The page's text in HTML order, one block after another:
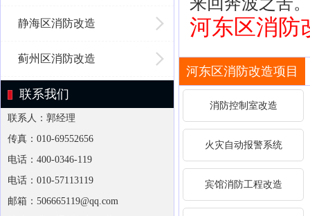
静海区消防改造
蓟州区消防改造
联系我们
联系人：郭经理
传真：010-69552656
电话：400-0346-119
电话：010-57113119
邮箱：506665119@qq.com
河东区消防
河东区消防改造项目
消防控制室改造
火灾自动报警系统
宾馆消防工程改造